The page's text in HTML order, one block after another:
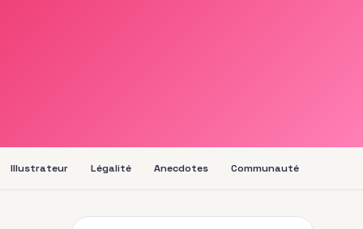
Illustrateur Légalité Anecdotes Communauté